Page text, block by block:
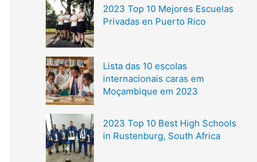
2023 Top 10 Mejores Escuelas
Privadas en Puerto Rico
Lista das 10 escolas
internacionais caras em
Moçambique em 2023
2023 Top 10 Best High Schools
in Rustenburg, South Africa